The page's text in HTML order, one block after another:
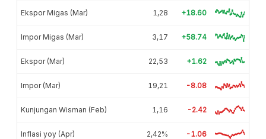
Ekspor Migas (Mar) 1,28 +18.60
Impor Migas (Mar) 3,17 +58.74
Ekspor (Mar) 22,53 +1.62
Impor (Mar) 19,21 -8.08
Kunjungan Wisman (Feb) 1,16 -2.42
Inflasi yoy (Apr) 2,42% -1.06